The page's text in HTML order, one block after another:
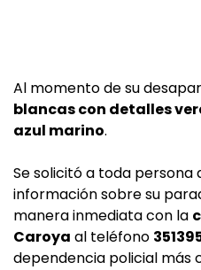
Al momento de su
blancas con detalles
azul marino.
Se solicitó a toda
información sobre su
manera inmediata con la
Caroya al teléfono
dependencia policial más